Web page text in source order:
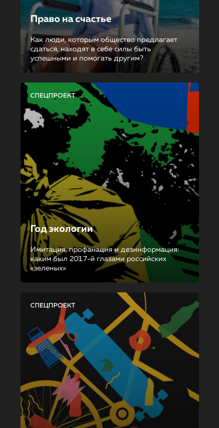
Право на счастье
Как люди, которым общество предлагает
сдаться, находят в себе силы быть
успешными и помогать другим?
СПЕЦПРОЕКТ
Год экологии
Имитация, профанация и дезинформация:
каким был 2017-й глазами российских
«зеленых»
СПЕЦПРОЕКТ